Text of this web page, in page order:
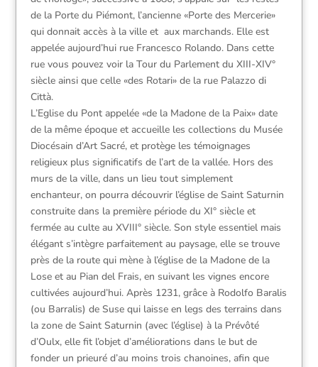
de la Porte du Piémont, l’ancienne «Porte des Mercerie»
qui donnait accès à la ville et aux marchands. Elle est
appelée aujourd’hui rue Francesco Rolando. Dans cette
rue vous pouvez voir la Tour du Parlement du XIII-XIV°
siècle ainsi que celle «des Rotari» de la rue Palazzo di
Città.
L’Eglise du Pont appelée «de la Madone de la Paix» date
de la même époque et accueille les collections du Musée
Diocésain d’Art Sacré, et protège les témoignages
religieux plus significatifs de l’art de la vallée. Hors des
murs de la ville, dans un lieu tout simplement
enchanteur, on pourra découvrir l’église de Saint Saturnin
construite dans la première période du XI° siècle et
fermée au culte au XVIII° siècle. Son style essentiel mais
élégant s’intègre parfaitement au paysage, elle se trouve
près de la route qui mène à l’église de la Madone de la
Lose et au Pian del Frais, en suivant les vignes encore
cultivées aujourd’hui. Après 1231, grâce à Rodolfo Baralis
(ou Barralis) de Suse qui laisse en legs des terrains dans
la zone de Saint Saturnin (avec l’église) à la Prévôté
d’Oulx, elle fit l’objet d’améliorations dans le but de
fonder un prieuré d’au moins trois chanoines, afin que